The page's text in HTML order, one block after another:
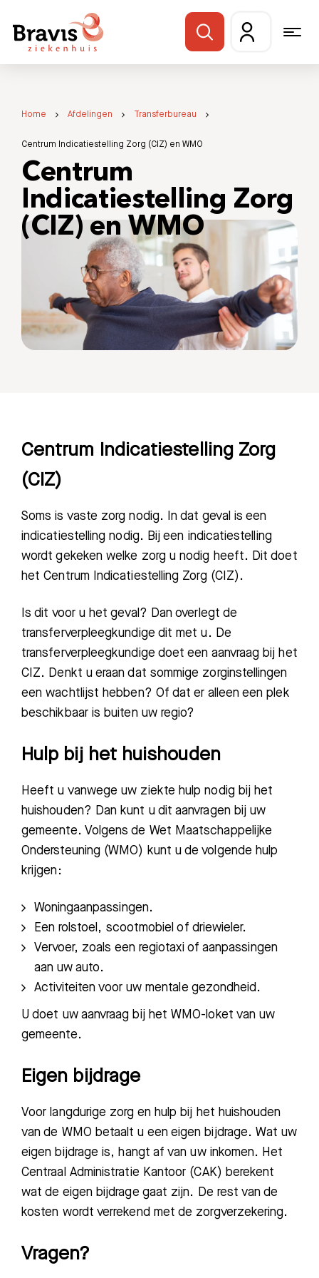
Home Afdelingen Transferbureau
Centrum Indicatiestelling Zorg (CIZ) en WMO
Centrum
Indicatiestelling Zorg
(CIZ) en WMO
Centrum Indicatiestelling Zorg
(CIZ)
Soms is vaste zorg nodig. In dat geval is een
indicatiestelling nodig. Bij een indicatiestelling
wordt gekeken welke zorg u nodig heeft. Dit doet
het Centrum Indicatiestelling Zorg (CIZ).
Is dit voor u het geval? Dan overlegt de
transferverpleegkundige dit met u. De
transferverpleegkundige doet een aanvraag bij het
CIZ. Denkt u eraan dat sommige zorginstellingen
een wachtlijst hebben? Of dat er alleen een plek
beschikbaar is buiten uw regio?
Hulp bij het huishouden
Heeft u vanwege uw ziekte hulp nodig bij het
huishouden? Dan kunt u dit aanvragen bij uw
gemeente. Volgens de Wet Maatschappelijke
Ondersteuning (WMO) kunt u de volgende hulp
krijgen:
Woningaanpassingen.
Een rolstoel, scootmobiel of driewieler.
Vervoer, zoals een regiotaxi of aanpassingen
aan uw auto.
Activiteiten voor uw mentale gezondheid.
U doet uw aanvraag bij het WMO-loket van uw
gemeente.
Eigen bijdrage
Voor langdurige zorg en hulp bij het huishouden
van de WMO betaalt u een eigen bijdrage. Wat uw
eigen bijdrage is, hangt af van uw inkomen. Het
Centraal Administratie Kantoor (CAK) berekent
wat de eigen bijdrage gaat zijn. De rest van de
kosten wordt verrekend met de zorgverzekering.
Vragen?